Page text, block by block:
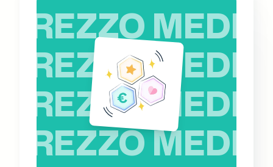
PREZZO MEDIO
PREZZO MEDIO
PREZZO MEDIO
PREZZO MEDIO